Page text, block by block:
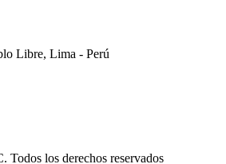
Libre, Lima - Perú
Todos los derechos reservados